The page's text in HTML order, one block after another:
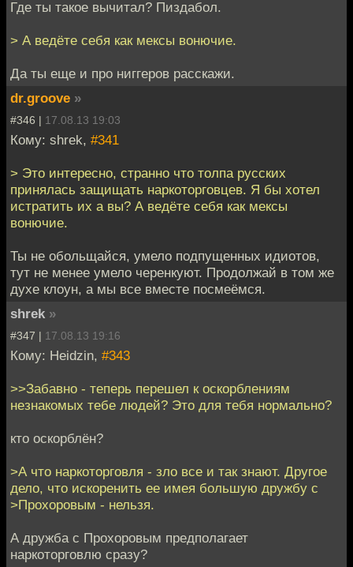
Где ты такое вычитал? Пиздабол.
> А ведёте себя как мексы вонючие.
Да ты еще и про ниггеров расскажи.
dr.groove »
#346 | 17.08.13 19:03
Кому: shrek, #341
> Это интересно, странно что толпа русских
принялась защищать наркоторговцев. Я бы хотел
истратить их а вы? А ведёте себя как мексы
вонючие.
Ты не обольщайся, умело подпущенных идиотов,
тут не менее умело черенкуют. Продолжай в том же
духе клоун, а мы все вместе посмеёмся.
shrek »
#347 | 17.08.13 19:16
Кому: Heidzin, #343
>>Забавно - теперь перешел к оскорблениям
незнакомых тебе людей? Это для тебя нормально?
кто оскорблён?
>А что наркоторговля - зло все и так знают. Другое
дело, что искоренить ее имея большую дружбу с
>Прохоровым - нельзя.
А дружба с Прохоровым предполагает
наркоторговлю сразу?